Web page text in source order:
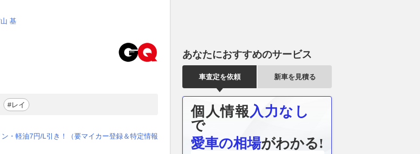
基
#レイ
・軽油7円/L引き！（要マイカー登録＆特定情報
あなたにおすすめのサービス
車査定を依頼 新車を見積る
個人情報 入力なし
で
愛車の相場がわかる!